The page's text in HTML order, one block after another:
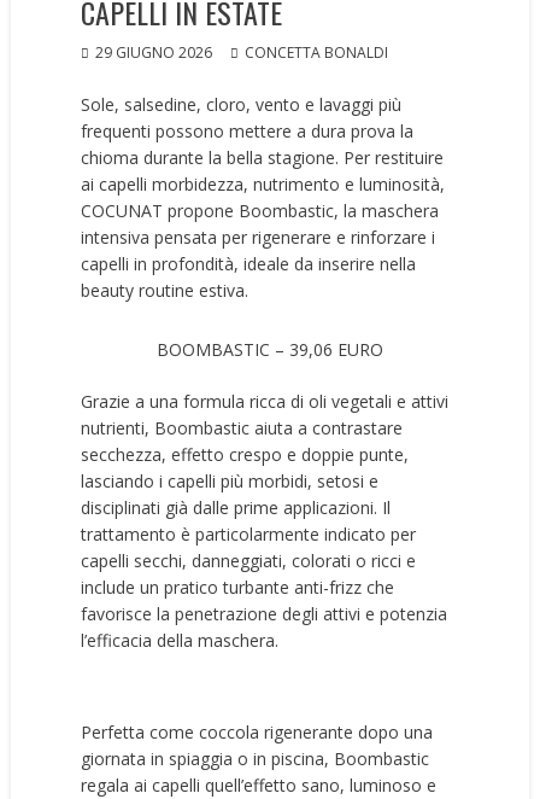
CAPELLI IN ESTATE
29 GIUGNO 2026 CONCETTA BONALDI
Sole, salsedine, cloro, vento e lavaggi più
frequenti possono mettere a dura prova la
chioma durante la bella stagione. Per restituire
ai capelli morbidezza, nutrimento e luminosità,
COCUNAT propone Boombastic, la maschera
intensiva pensata per rigenerare e rinforzare i
capelli in profondità, ideale da inserire nella
beauty routine estiva.
BOOMBASTIC – 39,06 EURO
Grazie a una formula ricca di oli vegetali e attivi
nutrienti, Boombastic aiuta a contrastare
secchezza, effetto crespo e doppie punte,
lasciando i capelli più morbidi, setosi e
disciplinati già dalle prime applicazioni. Il
trattamento è particolarmente indicato per
capelli secchi, danneggiati, colorati o ricci e
include un pratico turbante anti-frizz che
favorisce la penetrazione degli attivi e potenzia
l’efficacia della maschera.
Perfetta come coccola rigenerante dopo una
giornata in spiaggia o in piscina, Boombastic
regala ai capelli quell’effetto sano, luminoso e